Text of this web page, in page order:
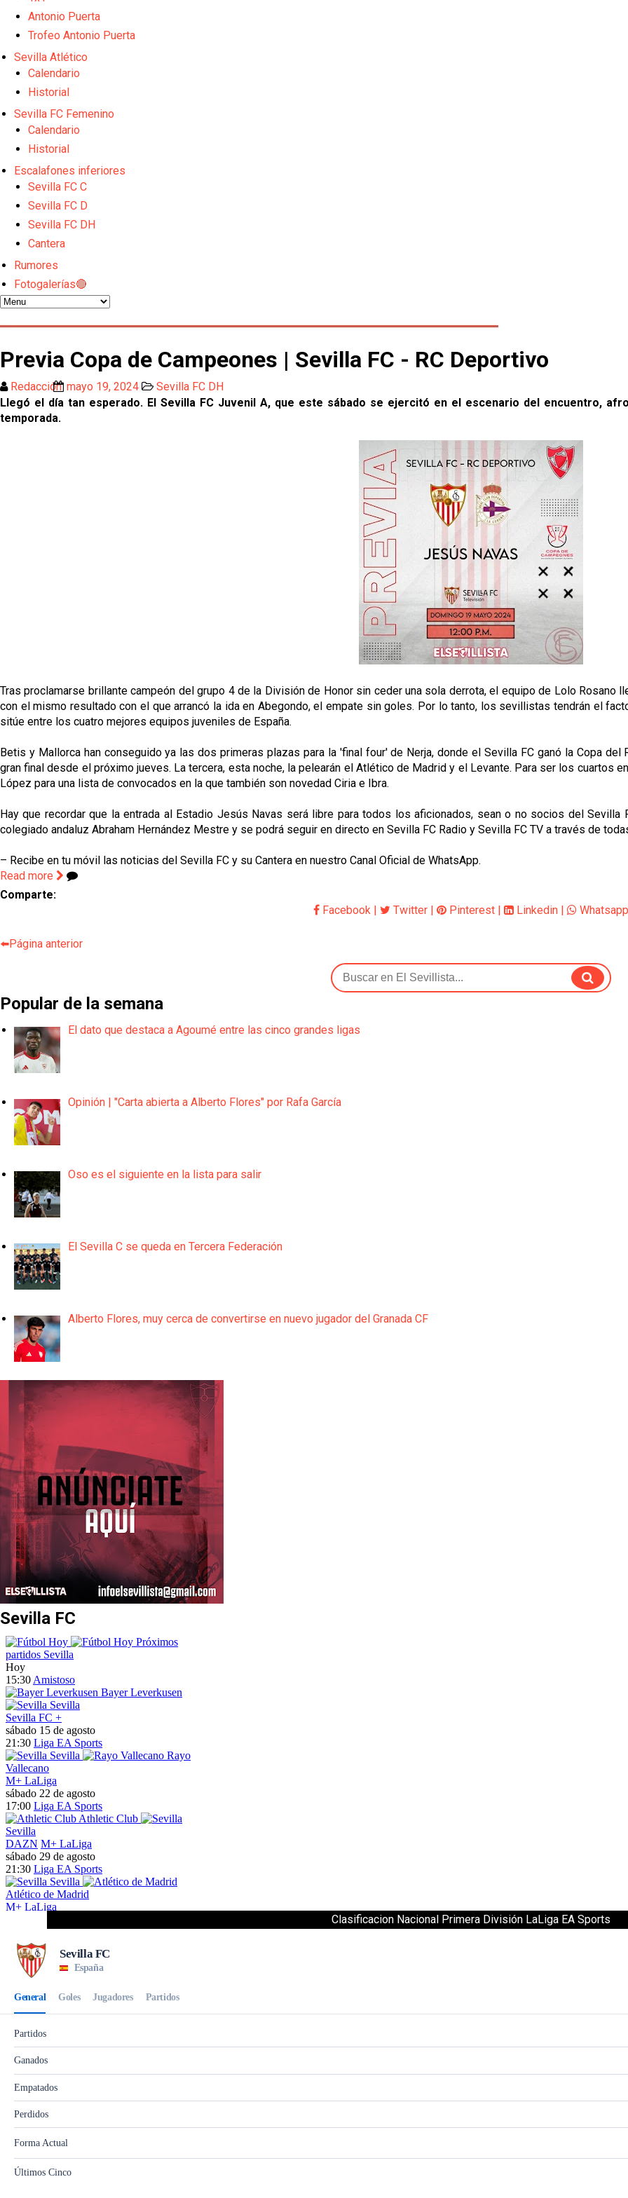
Sow muy cerca de cerrar su traspaso al Genoa
Oso es el siguiente en la lista para salir
Banquillos confirmados: así queda la cantera del Sevilla Femenino para la 2026/27
Previa | El Sevilla FC cierra la pretemporada con el exigente choque ante el Bayer Leverkusen
Antonio Puerta
Trofeo Antonio Puerta
Sevilla Atlético
Calendario
Historial
Sevilla FC Femenino
Calendario
Historial
Escalafones inferiores
Sevilla FC C
Sevilla FC D
Sevilla FC DH
Cantera
Rumores
Fotogalerías🔴
Previa Copa de Campeones | Sevilla FC - RC Deportivo
Redacción mayo 19, 2024
Sevilla FC DH
Llegó el día tan esperado. El Sevilla FC Juvenil A, que este sábado se ejercitó en el escenario del encuentro,
temporada.
Tras proclamarse brillante campeón del grupo 4 de la División de Honor sin ceder una sola derrota, el equipo de Lolo Rosano
con el mismo resultado con el que arrancó la ida en Abegondo, el empate sin goles. Por lo tanto, los sevillistas tendrán el
sitúe entre los cuatro mejores equipos juveniles de España.
Betis y Mallorca han conseguido ya las dos primeras plazas para la 'final four' de Nerja, donde el Sevilla FC ganó la Copa
gran final desde el próximo jueves. La tercera, esta noche, la pelearán el Atlético de Madrid y el Levante. Para ser los cuartos
López para una lista de convocados en la que también son novedad Ciria e Ibra.
Hay que recordar que la entrada al Estadio Jesús Navas será libre para todos los aficionados, sean o no socios del Sevilla
colegiado andaluz Abraham Hernández Mestre y se podrá seguir en directo en Sevilla FC Radio y Sevilla FC TV a través de
– Recibe en tu móvil las noticias del Sevilla FC y su Cantera en nuestro Canal Oficial de WhatsApp.
Read more
Comparte:
Facebook | Twitter | Pinterest | Linkedin | Whatsapp
⬅️Página anterior
Popular de la semana
El dato que destaca a Agoumé entre las cinco grandes ligas
Opinión | "Carta abierta a Alberto Flores" por Rafa García
Oso es el siguiente en la lista para salir
El Sevilla C se queda en Tercera Federación
Alberto Flores, muy cerca de convertirse en nuevo jugador del Granada CF
Sevilla FC
Clasificacion Nacional Primera División LaLiga EA Sports